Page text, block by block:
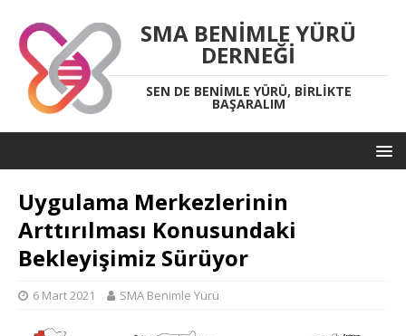
SMA BENIMLE YÜRÜ
DERNEĞI
SEN DE BENIMLE YÜRÜ, BIRLIKTE
BAŞARALIM
Uygulama Merkezlerinin
Arttırılması Konusundaki
Bekleyişimiz Sürüyor
6 Mart 2021 SMA Benimle Yürü